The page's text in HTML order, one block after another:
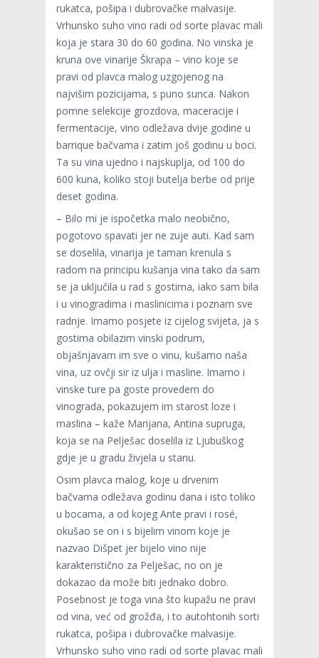
rukatca, pošipa i dubrovačke malvasije.
Vrhunsko suho vino radi od sorte plavac mali
koja je stara 30 do 60 godina. No vinska je
kruna ove vinarije Škrapa – vino koje se
pravi od plavca malog uzgojenog na
najvišim pozicijama, s puno sunca. Nakon
pomne selekcije grozdova, maceracije i
fermentacije, vino odležava dvije godine u
barrique bačvama i zatim još godinu u boci.
Ta su vina ujedno i najskuplja, od 100 do
600 kuna, koliko stoji butelja berbe od prije
deset godina.
– Bilo mi je ispočetka malo neobično,
pogotovo spavati jer ne zuje auti. Kad sam
se doselila, vinarija je taman krenula s
radom na principu kušanja vina tako da sam
se ja uključila u rad s gostima, iako sam bila
i u vinogradima i maslinicima i poznam sve
radnje. Imamo posjete iz cijelog svijeta, ja s
gostima obilazim vinski podrum,
objašnjavam im sve o vinu, kušamo naša
vina, uz ovčji sir iz ulja i masline. Imamo i
vinske ture pa goste provedem do
vinograda, pokazujem im starost loze i
maslina – kaže Marijana, Antina supruga,
koja se na Pelješac doselila iz Ljubuškog
gdje je u gradu živjela u stanu.
Osim plavca malog, koje u drvenim
bačvama odležava godinu dana i isto toliko
u bocama, a od kojeg Ante pravi i rosé,
okušao se on i s bijelim vinom koje je
nazvao Dišpet jer bijelo vino nije
karakteristično za Pelješac, no on je
dokazao da može biti jednako dobro.
Posebnost je toga vina što kupažu ne pravi
od vina, već od grožđa, i to autohtonih sorti
rukatca, pošipa i dubrovačke malvasije.
Vrhunsko suho vino radi od sorte plavac mali